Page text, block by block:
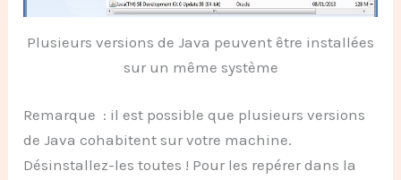
Plusieurs versions de Java peuvent être installées
sur un même système
Remarque : il est possible que plusieurs versions
de Java cohabitent sur votre machine.
Désinstallez-les toutes ! Pour les repérer dans la